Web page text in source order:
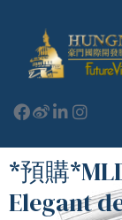
*預購
Elegant